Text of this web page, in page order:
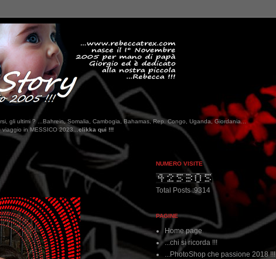
gli ultimi ? ...Bahrein, Somalia, Cambogia, Bahamas, Rep. Congo, Uganda, Giordania...
qui !!!
NUMERO VISITE
Total Posts :9314
PAGINE
Home page
...chi si ricorda !!!
...PhotoShop che passione 2018 !!!